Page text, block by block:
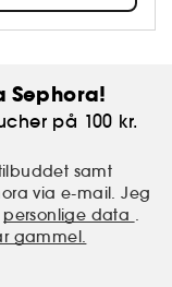
Sephora!
på 100 kr.
samt
via e-mail. Jeg
personlige data .
gammel.